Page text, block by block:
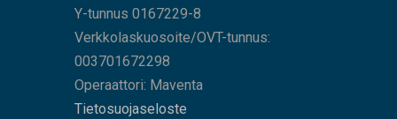
Y-tunnus 0167229-8
Verkkolaskuosoite/OVT-tunnus:
003701672298
Operaattori: Maventa
Tietosuojaseloste